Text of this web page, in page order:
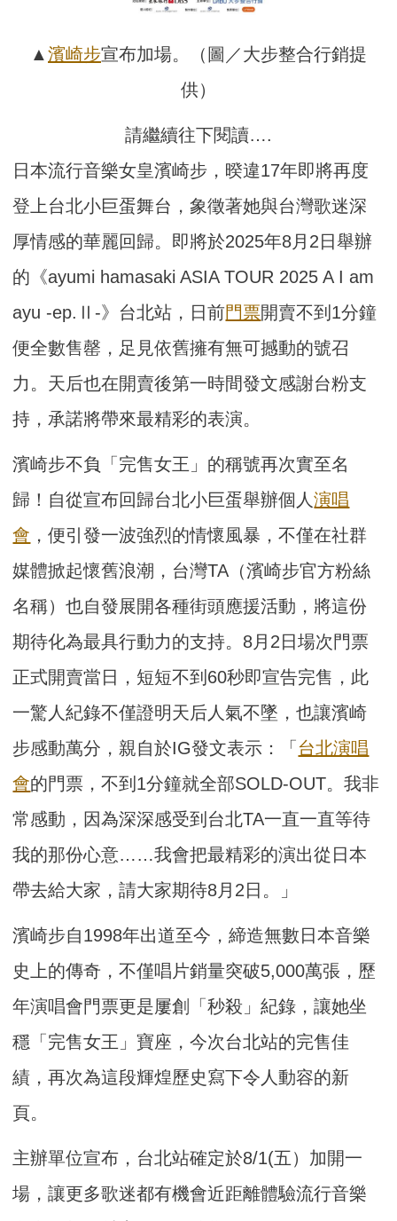
▲ 濱崎步宣布加場。（圖／大步整合行銷提
供）
請繼續往下閱讀….
日本流行音樂女皇濱崎步，暌違17年即將再度
登上台北小巨蛋舞台，象徵著她與台灣歌迷深
厚情感的華麗回歸。即將於2025年8月2日舉辦
的《ayumi hamasaki ASIA TOUR 2025 A I am
ayu -ep.Ⅱ-》台北站，日前門票開賣不到1分鐘
便全數售罄，足見依舊擁有無可撼動的號召
力。天后也在開賣後第一時間發文感謝台粉支
持，承諾將帶來最精彩的表演。
濱崎步不負「完售女王」的稱號再次實至名
歸！自從宣布回歸台北小巨蛋舉辦個人演唱
會 ，便引發一波強烈的情懷風暴，不僅在社群
媒體掀起懷舊浪潮，台灣TA（濱崎步官方粉絲
名稱）也自發展開各種街頭應援活動，將這份
期待化為最具行動力的支持。8月2日場次門票
正式開賣當日，短短不到60秒即宣告完售，此
一驚人紀錄不僅證明天后人氣不墜，也讓濱崎
步感動萬分，親自於IG發文表示：「台北演唱
會的門票，不到1分鐘就全部SOLD-OUT。我非
常感動，因為深深感受到台北TA一直一直等待
我的那份心意……我會把最精彩的演出從日本
帶去給大家，請大家期待8月2日。」
濱崎步自1998年出道至今，締造無數日本音樂
史上的傳奇，不僅唱片銷量突破5,000萬張，歷
年演唱會門票更是屢創「秒殺」紀錄，讓她坐
穩「完售女王」寶座，今次台北站的完售佳
績，再次為這段輝煌歷史寫下令人動容的新
頁。
主辦單位宣布，台北站確定於8/1(五）加開一
場，讓更多歌迷都有機會近距離體驗流行音樂